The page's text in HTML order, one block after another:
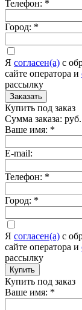
Телефон: *
Город: *
Я согласен(а) c
сайте оператора и
рассылку
Заказать
Купить под заказ
Сумма заказа: руб.
Ваше имя: *
E-mail:
Телефон: *
Город: *
Я согласен(а) c
сайте оператора и
рассылку
Купить
Купить под заказ
Ваше имя: *